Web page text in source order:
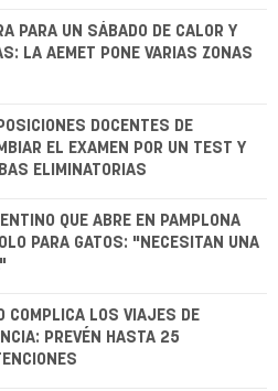
PARA UN SÁBADO DE CALOR Y
LA AEMET PONE VARIAS ZONAS
DOCENTES DE
EL EXAMEN POR UN TEST Y
ELIMINATORIAS
QUE ABRE EN PAMPLONA
PARA GATOS: "NECESITAN UNA
COMPLICA LOS VIAJES DE
PREVÉN HASTA 25